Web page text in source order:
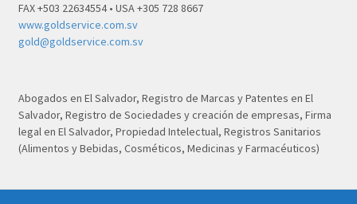
FAX +503 22634554 • USA +305 728 8667
www.goldservice.com.sv
gold@goldservice.com.sv
Abogados en El Salvador, Registro de Marcas y Patentes en El
Salvador, Registro de Sociedades y creación de empresas, Firma
legal en El Salvador, Propiedad Intelectual, Registros Sanitarios
(Alimentos y Bebidas, Cosméticos, Medicinas y Farmacéuticos)